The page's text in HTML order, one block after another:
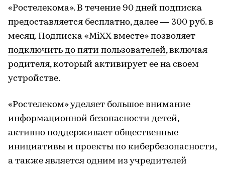
«Ростелекома». В течение 90 дней подписка
предоставляется бесплатно, далее — 300 руб. в
месяц. Подписка «MiXX вместе» позволяет
подключить до пяти пользователей, включая
родителя, который активирует ее на своем
устройстве.
«Ростелеком» уделяет большое внимание
информационной безопасности детей,
активно поддерживает общественные
инициативы и проекты по кибербезопасности,
а также является одним из учредителей